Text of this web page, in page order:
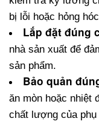
bị lỗi hoặc hỏng
Lắp đặt đúng
nhà sản xuất để
sản phẩm.
Bảo quản
ăn mòn hoặc nhiệt
chất lượng của phụ